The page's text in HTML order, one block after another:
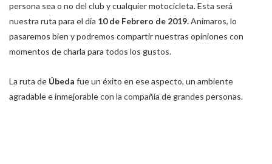
persona sea o no del club y cualquier motocicleta. Esta será
nuestra ruta para el día 10 de Febrero de 2019.Animaros, lo
pasaremos bien y podremos compartir nuestras opiniones con
momentos de charla para todos los gustos.
La ruta de Úbeda fue un éxito en ese aspecto, un ambiente
agradable e inmejorable con la compañía de grandes personas.